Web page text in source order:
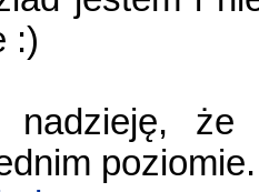
:)
nadzieję, że
poziomie.